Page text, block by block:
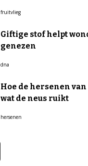
fruitvlieg
Giftige stof helpt
genezen
dna
Hoe de hersenen
wat de neus ruikt
hersenen